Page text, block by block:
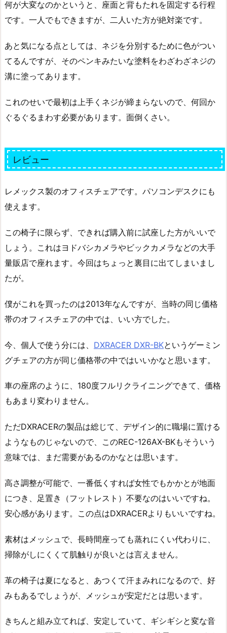
何が大変なのかというと、座面と背もたれを固定する行程
です。一人でもできますが、二人いた方が絶対楽です。
あと気になる点としては、ネジを分別するために色がつい
てるんですが、そのペンキみたいな塗料をわざわざネジの
溝に塗ってあります。
これのせいで最初は上手くネジが締まらないので、何回か
ぐるぐるまわす必要があります。面倒くさい。
レビュー
レメックス製のオフィスチェアです。パソコンデスクにも
使えます。
この椅子に限らず、できれば購入前に試座した方がいいで
しょう。これはヨドバシカメラやビックカメラなどの大手
量販店で座れます。今回はちょっと裏目に出てしまいまし
たが。
僕がこれを買ったのは2013年なんですが、当時の同じ価格
帯のオフィスチェアの中では、いい方でした。
今、個人で使う分には、 DXRACER DXR-BKというゲーミン
グチェアの方が同じ価格帯の中ではいいかなと思います。
車の座席のように、180度フルリクライニングできて、価格
もあまり変わりません。
ただDXRACERの製品は総じて、デザイン的に職場に置ける
ようなものじゃないので、このREC-126AX-BKもそういう
意味では、まだ需要があるのかなとは思います。
高さ調整が可能で、一番低くすれば女性でもかかとが地面
につき、足置き（フットレスト）不要なのはいいですね。
安心感があります。この点はDXRACERよりもいいですね。
素材はメッシュで、長時間座っても蒸れにくい代わりに、
掃除がしにくくて肌触りが良いとは言えません。
革の椅子は夏になると、あつくて汗まみれになるので、好
みもあるでしょうが、メッシュが安定だとは思います。
きちんと組み立てれば、安定していて、ギシギシと変な音